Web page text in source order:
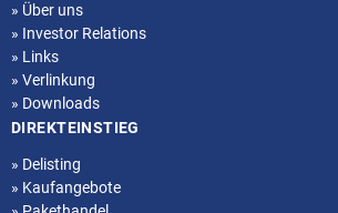
» Über uns
» Investor Relations
» Links
» Verlinkung
» Downloads
DIREKTEINSTIEG
» Delisting
» Kaufangebote